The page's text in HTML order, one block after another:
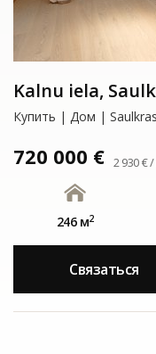
Kalnu iela,
Купить | Дом |
720 000 € 2 930 €
246 м2
Связаться